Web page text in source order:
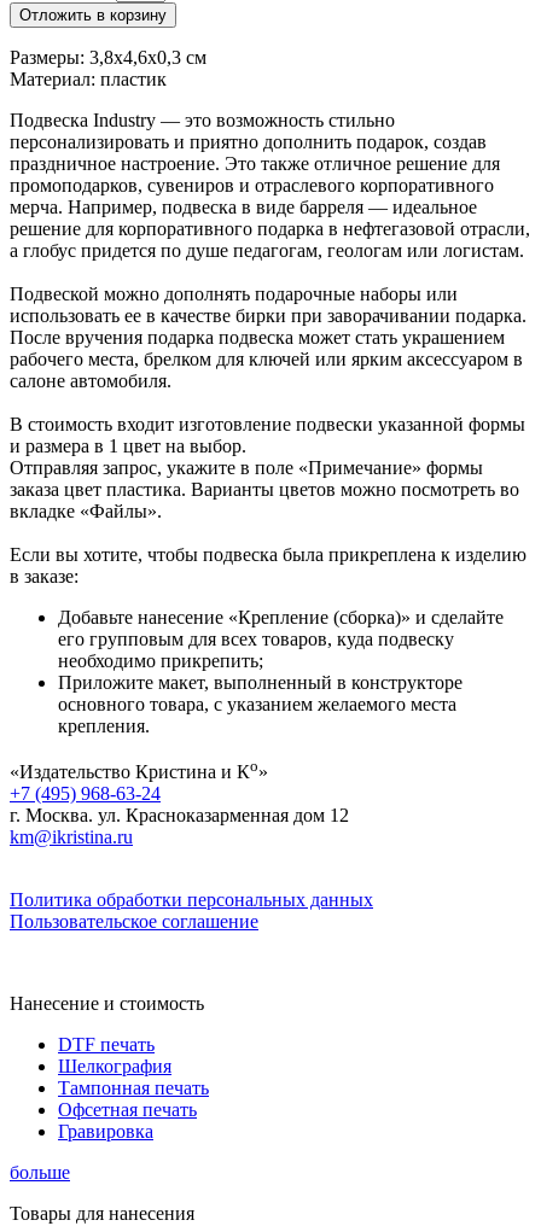
Отложить в корзину
Размеры: 3,8х4,6х0,3 см
Материал: пластик
Подвеска Industry — это возможность стильно
персонализировать и приятно дополнить подарок, создав
праздничное настроение. Это также отличное решение для
промоподарков, сувениров и отраслевого корпоративного
мерча. Например, подвеска в виде барреля — идеальное
решение для корпоративного подарка в нефтегазовой отрасли,
а глобус придется по душе педагогам, геологам или логистам.
Подвеской можно дополнять подарочные наборы или
использовать ее в качестве бирки при заворачивании подарка.
После вручения подарка подвеска может стать украшением
рабочего места, брелком для ключей или ярким аксессуаром в
салоне автомобиля.
В стоимость входит изготовление подвески указанной формы
и размера в 1 цвет на выбор.
Отправляя запрос, укажите в поле «Примечание» формы
заказа цвет пластика. Варианты цветов можно посмотреть во
вкладке «Файлы».
Если вы хотите, чтобы подвеска была прикреплена к изделию
в заказе:
Добавьте нанесение «Крепление (сборка)» и сделайте
его групповым для всех товаров, куда подвеску
необходимо прикрепить;
Приложите макет, выполненный в конструкторе
основного товара, с указанием желаемого места
крепления.
«Издательство Кристина и Ко»
+7 (495) 968-63-24
г. Москва. ул. Красноказарменная дом 12
km@ikristina.ru
Политика обработки персональных данных
Пользовательское соглашение
Нанесение и стоимость
DTF печать
Шелкография
Тампонная печать
Офсетная печать
Гравировка
больше
Товары для нанесения